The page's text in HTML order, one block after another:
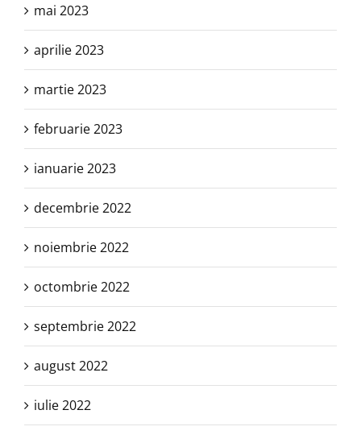
mai 2023
aprilie 2023
martie 2023
februarie 2023
ianuarie 2023
decembrie 2022
noiembrie 2022
octombrie 2022
septembrie 2022
august 2022
iulie 2022